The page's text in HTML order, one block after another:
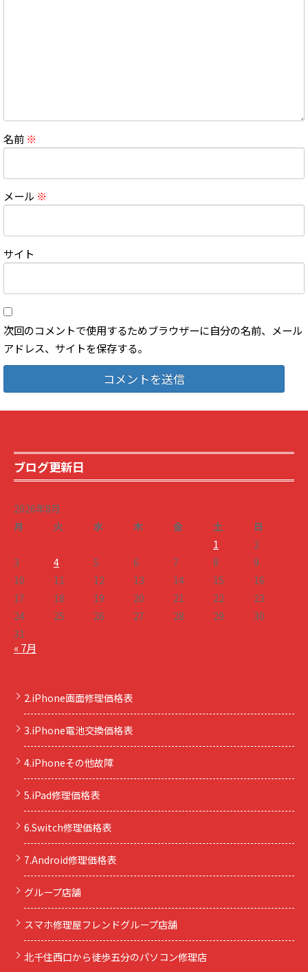
名前 ※
メール ※
サイト
次回のコメントで使用するためブラウザーに自分の名前、メール
アドレス、サイトを保存する。
ブログ更新日
2026年8月
月
火 水 木 金 土
日
1
2
3
4 5 6 7 8
9
10
11 12 13 14 15
16
17
18 19 20 21 22
23
24
25 26 27 28 29
30
31
« 7月
2.iPhone画面修理価格表
3.iPhone電池交換価格表
4.iPhoneその他故障
5.iPad修理価格表
6.Switch修理価格表
7.Android修理価格表
グループ店舗
スマホ修理屋フレンドグループ店舗
北千住西口から徒歩五分のパソコン修理店